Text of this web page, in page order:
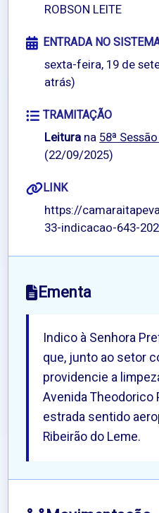
ROBSON LEITE
ENTRADA NO
sexta-feira, 19 de
atrás)
TRAMITAÇÃO
Leitura na58ª
(22/09/2025)
LINK
https://
33-indicacao-643-
Ementa
Indico à Senhora
que, junto ao setor
providencie a
Avenida Theodorico
estrada sentido
Ribeirão do Leme.